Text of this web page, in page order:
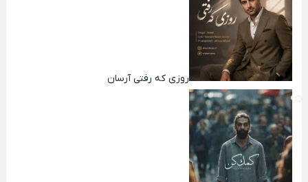
روزی که رفتی آرسان